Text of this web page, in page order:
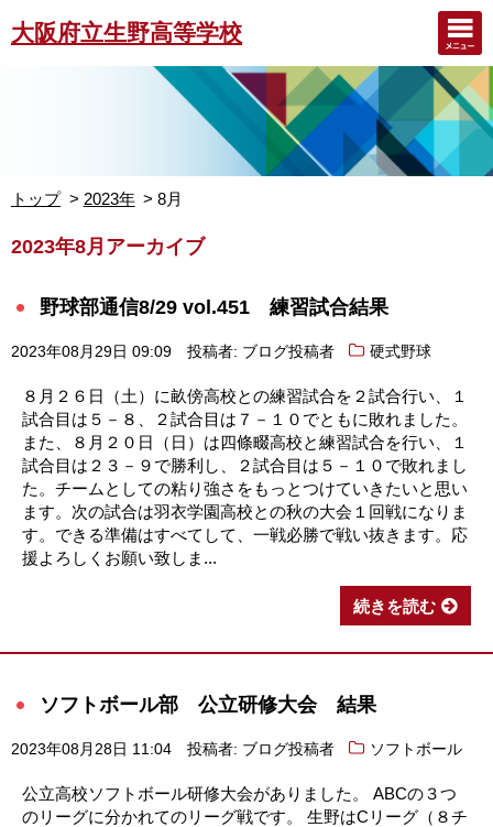
大阪府立生野高等学校
トップ 2023年 8月
2023年8月アーカイブ
野球部通信8/29 vol.451 練習試合結果
2023年08月29日 09:09 投稿者: ブログ投稿者 硬式野球
８月２６日（土）に畝傍高校との練習試合を２試合行い、１
試合目は５－８、２試合目は７－１０でともに敗れました。
また、８月２０日（日）は四條畷高校と練習試合を行い、１
試合目は２３－９で勝利し、２試合目は５－１０で敗れまし
た。チームとしての粘り強さをもっとつけていきたいと思い
ます。次の試合は羽衣学園高校との秋の大会１回戦になりま
す。できる準備はすべてして、一戦必勝で戦い抜きます。応
援よろしくお願い致しま...
続きを読む
ソフトボール部 公立研修大会 結果
2023年08月28日 11:04 投稿者: ブログ投稿者 ソフトボール
公立高校ソフトボール研修大会がありました。 ABCの３つ
のリーグに分かれてのリーグ戦です。 生野はCリーグ（８チ